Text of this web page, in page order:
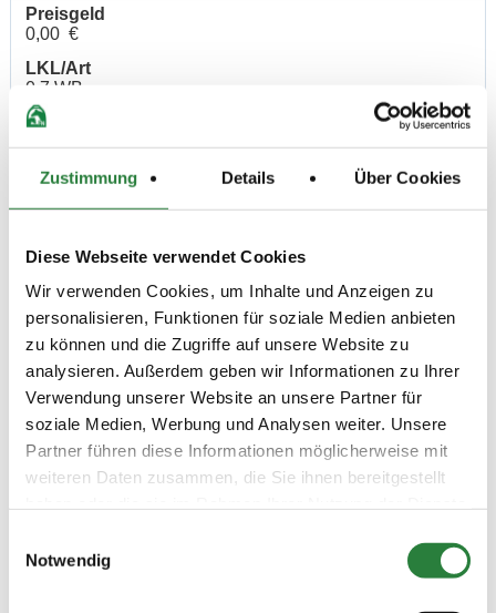
Zustimmung Details Über Cookies
Diese Webseite verwendet Cookies
Wir verwenden Cookies, um Inhalte und Anzeigen zu
personalisieren, Funktionen für soziale Medien anbieten
zu können und die Zugriffe auf unsere Website zu
analysieren. Außerdem geben wir Informationen zu Ihrer
Verwendung unserer Website an unsere Partner für
soziale Medien, Werbung und Analysen weiter. Unsere
Partner führen diese Informationen möglicherweise mit
weiteren Daten zusammen, die Sie ihnen bereitgestellt
Notwendig
Preisgeld
0,00 €
LKL/Art
0 7 WB
04.07.2021
(n)
Galopp
SOS
Preisgeld
0 7 WB
03.07.2021
(n)
3. Dressurreiter-WB (RE 3) DRE
Preisgeld
0,00 €
LKL/Art
0 7 6 WB
(n)